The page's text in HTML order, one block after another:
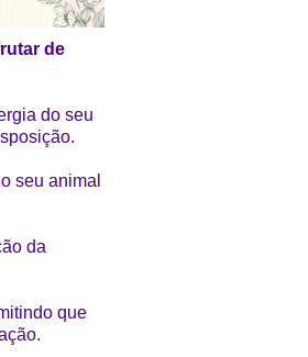
de
do seu
seu animal
da
que